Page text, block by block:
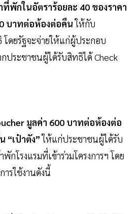
พักในอัตราร้อยละ 40 ของราคา
บาทต่อห้องต่อคืนให้กับ
ดยรัฐจะจ่ายให้แก่ผู้ประกอบ
กประชาชนผู้ได้รับสิทธิได้ Check
มูลค่า 600 บาทต่อห้องต่อ
“เป๋าตัง”ให้แก่ประชาชนผู้ได้รับ
กโรงแรมที่เข้าร่วมโครงการฯ โดย
ารใช้งานดังนี้